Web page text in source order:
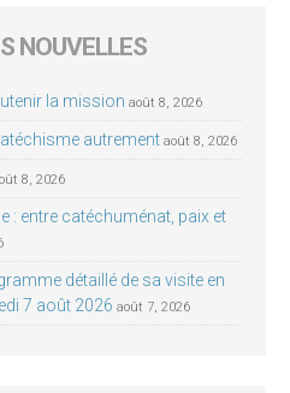
NOUVELLES
la mission août 8, 2026
autrement août 8, 2026
8, 2026
: entre catéchuménat, paix et
détaillé de sa visite en
7 août 2026 août 7, 2026